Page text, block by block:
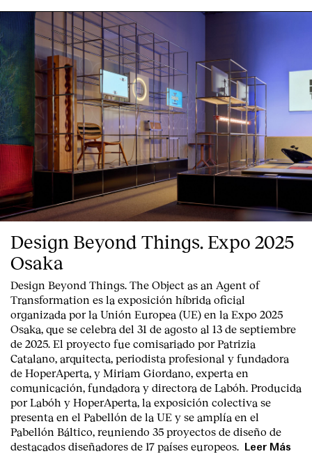
Index
Design Beyond Things. Expo 2025
Osaka
Design Beyond Things. The Object as an Agent of
Transformation es la exposición híbrida oficial
organizada por la Unión Europea (UE) en la Expo 2025
Osaka, que se celebra del 31 de agosto al 13 de septiembre
de 2025. El proyecto fue comisariado porPatrizia
Catalano, arquitecta, periodista profesional y fundadora
de HoperAperta, y Miriam Giordano, experta en
comunicación, fundadora y directora de Labóh. Producida
porLabóh y HoperAperta, la exposición colectiva se
presenta en el Pabellón de la UE y se amplía en el
Pabellón Báltico, reuniendo 35 proyectos de diseño de
destacados diseñadores de 17 países europeos. Leer Más